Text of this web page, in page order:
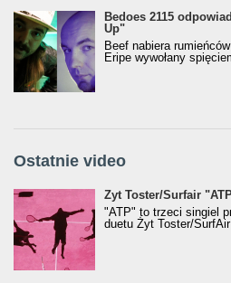
Bedoes 2115
Up"
Beef nabiera
Eripe wywołany
Ostatnie video
Żyt Toster/SurfAir - ATP
Żyt Toster/Surfair
"ATP" to trzeci singiel
duetu Żyt Toster/SurfAir